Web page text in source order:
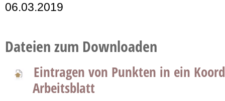
06.03.2019
Dateien zum Downloaden
Eintragen von Punkten in ein
Arbeitsblatt